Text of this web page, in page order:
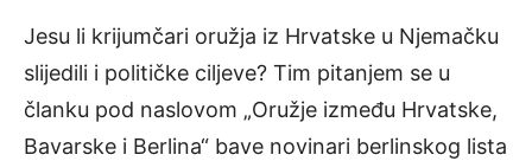
Jesu li krijumčari oružja iz Hrvatske u Njemačku
slijedili i političke ciljeve? Tim pitanjem se u
članku pod naslovom „Oružje između Hrvatske,
Bavarske i Berlina“ bave novinari berlinskog lista